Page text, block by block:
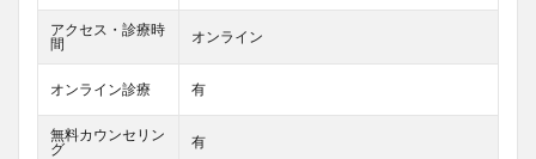
アクセス・診療時
間
オンライン
オンライン診療 有
無料カウンセリン
グ
有